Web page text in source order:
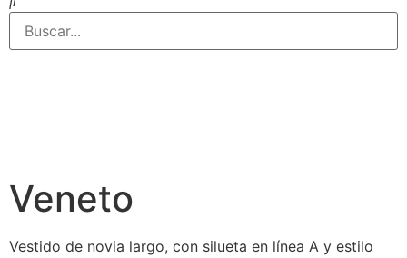
Veneto
Vestido de novia largo, con silueta en línea A y estilo